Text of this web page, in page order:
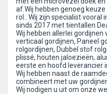
af.Wij hebben genoeg
rol.. Wij zijn specialist vooral
sinds 2017 met tientallen
Wij hebben allerlei gordijnen
verticaal gordijnen, Paneel
rolgordijnen, Dubbel stof
plissé, houten jaloezieën,
eerste en hoofd leverancier
Wij hebben naast de
combineert met uw
Wij nodigen u uit om onze